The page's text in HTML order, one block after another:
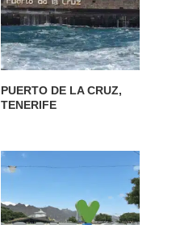
PUERTO DE LA CRUZ,
TENERIFE